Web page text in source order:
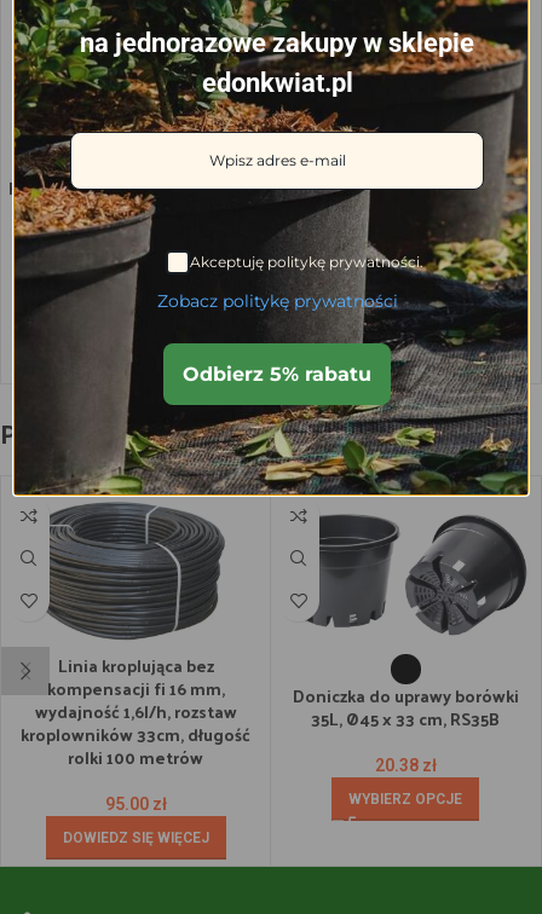
Kotwa mocująca linię kroplującą
fi 16mm
0.40zł
Dodaj do koszyka
Podobne produkty
Linia kroplująca bez
kompensacji fi 16 mm,
wydajność 1,6l/h, rozstaw
kroplowników 33cm, długość
rolki 100 metrów
95.00 zł
DOWIEDZ SIĘ WIĘCEJ
Doniczka do uprawy borówki
35L, Ø45 x 33 cm, RS35B
20.38 zł
WYBIERZ OPCJE
na jednorazowe zakupy w sklepie
edonkwiat.pl
Akceptuję politykę prywatności.
Zobacz politykę prywatności
Odbierz 5% rabatu